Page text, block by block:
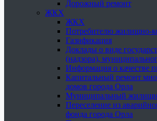
Дорожный ремонт
ЖКХ
ЖКХ
Потребителю жилищно-
Газификация
Доклады о виде
(надзора),
Информация о качестве
Капитальный ремонт
домов города Орла
Муниципальный
Переселение из
фонда города Орла